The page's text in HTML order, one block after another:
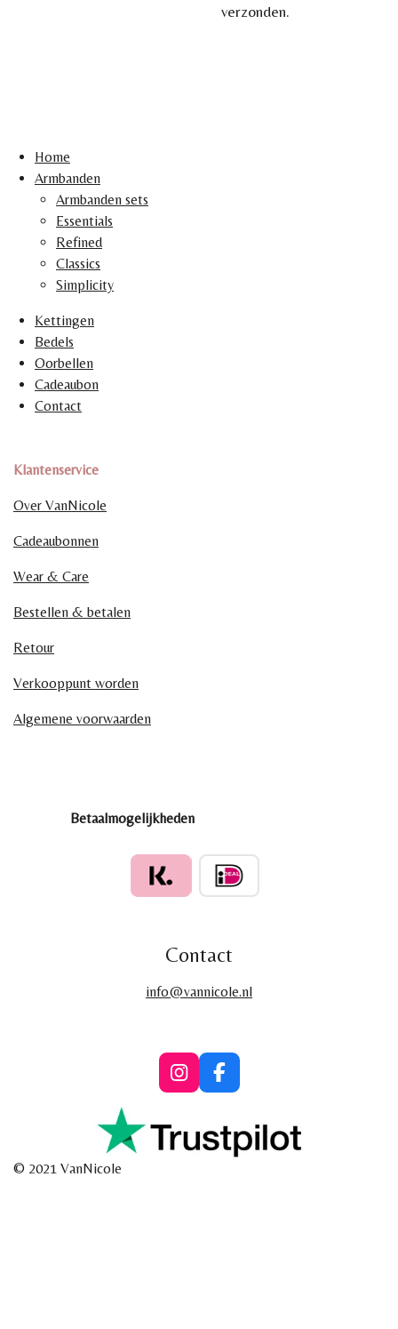
verzonden.
Home
Armbanden
Armbanden sets
Essentials
Refined
Classics
Simplicity
Kettingen
Bedels
Oorbellen
Cadeaubon
Contact
Klantenservice
Over VanNicole
Cadeaubonnen
Wear & Care
Bestellen & betalen
Retour
Verkooppunt worden
Algemene voorwaarden
Betaalmogelijkheden
Contact
info@vannicole.nl
I
n
t
a
F
a
e
b
© 2021 VanNicole